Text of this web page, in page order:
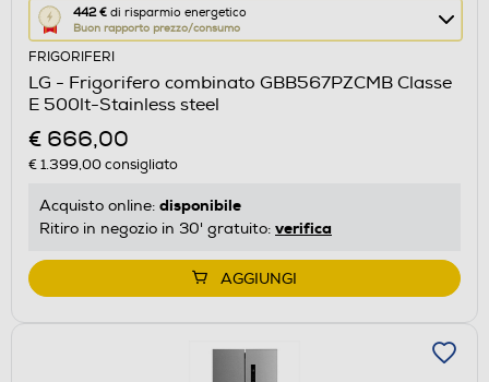
442 € di risparmio energetico
Buon rapporto prezzo/consumo
Questa
azione
aprirà
il
Calcolatore
di
risparmio
energetico
di
FRIGORIFERI
LG - Frigorifero combinato GBB567PZCMB Classe
E 500lt-Stainless steel
€ 666,00
€ 1.399,00consigliato
Acquisto online: disponibile
Ritiro in negozio in 30' gratuito: verifica
AGGIUNGI